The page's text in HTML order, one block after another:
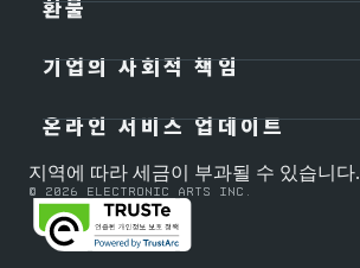
환불
기업의 사회적 책임
온라인 서비스 업데이트
지역에 따라 세금이 부과될 수 있습니다.
© 2026 Electronic Arts Inc.